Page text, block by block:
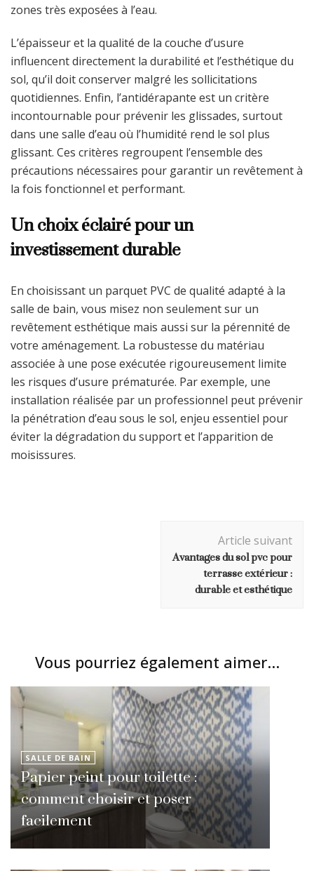
zones très exposées à l’eau.
L’épaisseur et la qualité de la couche d’usure
influencent directement la durabilité et l’esthétique du
sol, qu’il doit conserver malgré les sollicitations
quotidiennes. Enfin, l’antidérapante est un critère
incontournable pour prévenir les glissades, surtout
dans une salle d’eau où l’humidité rend le sol plus
glissant. Ces critères regroupent l’ensemble des
précautions nécessaires pour garantir un revêtement à
la fois fonctionnel et performant.
Un choix éclairé pour un
investissement durable
En choisissant un parquet PVC de qualité adapté à la
salle de bain, vous misez non seulement sur un
revêtement esthétique mais aussi sur la pérennité de
votre aménagement. La robustesse du matériau
associée à une pose exécutée rigoureusement limite
les risques d’usure prématurée. Par exemple, une
installation réalisée par un professionnel peut prévenir
la pénétration d’eau sous le sol, enjeu essentiel pour
éviter la dégradation du support et l’apparition de
moisissures.
Article suivant
Avantages du sol pvc pour
terrasse extérieur :
durable et esthétique
Vous pourriez également aimer...
SALLE DE BAIN
Papier peint pour toilette :
comment choisir et poser
facilement